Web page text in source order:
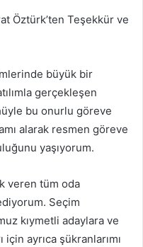
Öztürk’ten Teşekkür ve
büyük bir
gerçekleşen
bu onurlu göreve
alarak resmen göreve
yaşıyorum.
veren tüm oda
Seçim
kıymetli adaylara ve
ayrıca şükranlarımı